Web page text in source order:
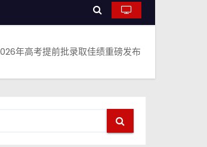
年高考提前批录取佳绩重磅发布